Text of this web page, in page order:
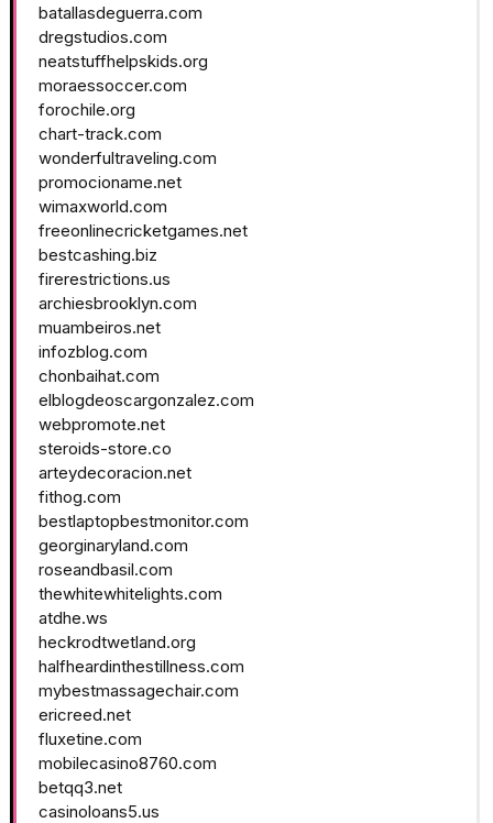
batallasdeguerra.com
dregstudios.com
neatstuffhelpskids.org
moraessoccer.com
forochile.org
chart-track.com
wonderfultraveling.com
promocioname.net
wimaxworld.com
freeonlinecricketgames.net
bestcashing.biz
firerestrictions.us
archiesbrooklyn.com
muambeiros.net
infozblog.com
chonbaihat.com
elblogdeoscargonzalez.com
webpromote.net
steroids-store.co
arteydecoracion.net
fithog.com
bestlaptopbestmonitor.com
georginaryland.com
roseandbasil.com
thewhitewhitelights.com
atdhe.ws
heckrodtwetland.org
halfheardinthestillness.com
mybestmassagechair.com
ericreed.net
fluxetine.com
mobilecasino8760.com
betqq3.net
casinoloans5.us